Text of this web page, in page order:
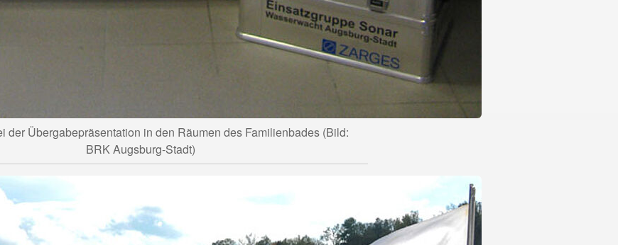
der Übergabepräsentation in den Räumen des Familienbades (Bild:
BRK Augsburg-Stadt)